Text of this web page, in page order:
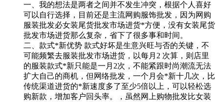
一、我的想法是两者之间并不发生冲突，根据个人喜好
可以自行选择，目前还是主流网购服饰批发，因为网购
服装批发必女装尾货批发市场进货*方便，没有女装尾货
批发市场进货那么复杂，省下了很多事和时间。
二、款式*新优势 款式好坏是生意兴旺与否的关键，不
可能频繁去服装批发市场进货，以每月2 次算，则店里
的服装款式*新只能是一月2次，不能紧跟时尚潮流无法
扩大自己的商机，但网络批发，一个月会*新十几次，比
传统渠道进货的*新速度多了至少5倍以上，可以轻松选
购新款，增加客户回头率。，虽然网上购物批发比女装